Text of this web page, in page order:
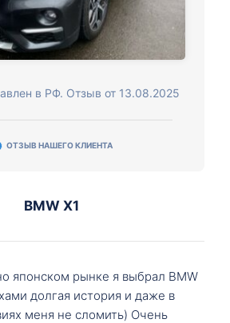
в РФ. Отзыв от 13.08.2025
ОТЗЫВ НАШЕГО КЛИЕНТА
BMW X1
японском рынке я выбрал BMW
долгая история и даже в
меня не сломить) Очень